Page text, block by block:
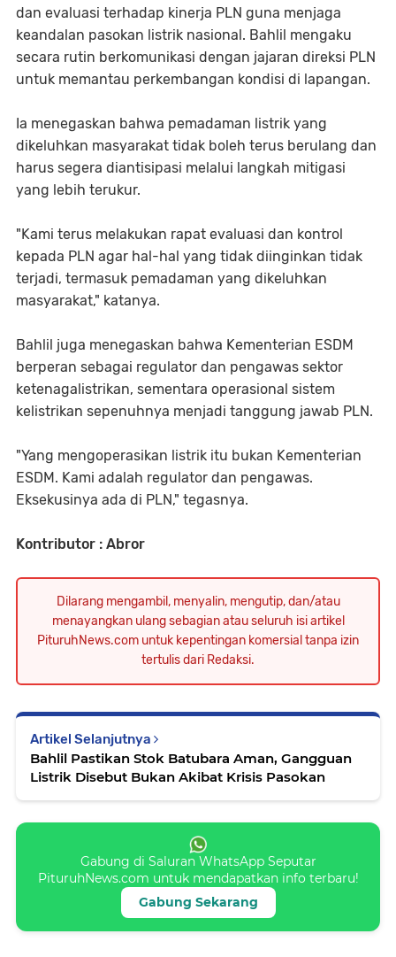
dan evaluasi terhadap kinerja PLN guna menjaga
keandalan pasokan listrik nasional. Bahlil mengaku
secara rutin berkomunikasi dengan jajaran direksi PLN
untuk memantau perkembangan kondisi di lapangan.
Ia menegaskan bahwa pemadaman listrik yang
dikeluhkan masyarakat tidak boleh terus berulang dan
harus segera diantisipasi melalui langkah mitigasi
yang lebih terukur.
"Kami terus melakukan rapat evaluasi dan kontrol
kepada PLN agar hal-hal yang tidak diinginkan tidak
terjadi, termasuk pemadaman yang dikeluhkan
masyarakat," katanya.
Bahlil juga menegaskan bahwa Kementerian ESDM
berperan sebagai regulator dan pengawas sektor
ketenagalistrikan, sementara operasional sistem
kelistrikan sepenuhnya menjadi tanggung jawab PLN.
"Yang mengoperasikan listrik itu bukan Kementerian
ESDM. Kami adalah regulator dan pengawas.
Eksekusinya ada di PLN," tegasnya.
Kontributor : Abror
Dilarang mengambil, menyalin, mengutip, dan/atau
menayangkan ulang sebagian atau seluruh isi artikel
PituruhNews.com untuk kepentingan komersial tanpa izin
tertulis dari Redaksi.
Artikel Selanjutnya
Bahlil Pastikan Stok Batubara Aman, Gangguan
Listrik Disebut Bukan Akibat Krisis Pasokan
Gabung di Saluran WhatsApp Seputar
PituruhNews.com untuk mendapatkan info terbaru!
Gabung Sekarang